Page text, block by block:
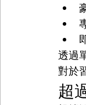
透過
對於
超